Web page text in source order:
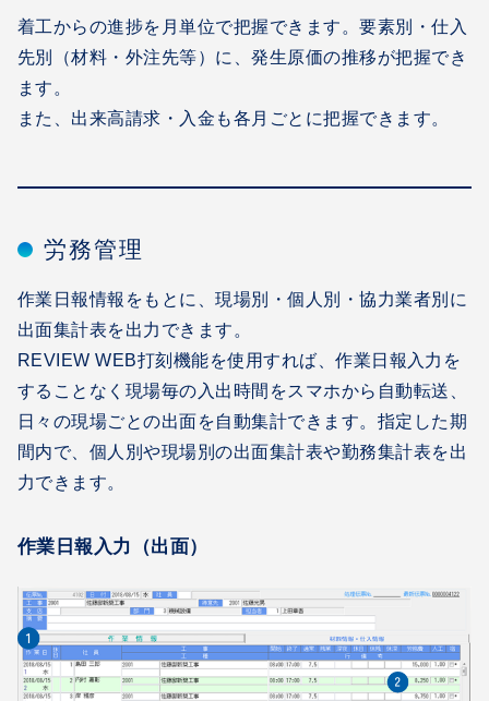
着工からの進捗を月単位で把握できます。要素別・仕入
先別（材料・外注先等）に、発生原価の推移が把握でき
ます。
また、出来高請求・入金も各月ごとに把握できます。
労務管理
作業日報情報をもとに、現場別・個人別・協力業者別に
出面集計表を出力できます。
REVIEW WEB打刻機能を使用すれば、作業日報入力を
することなく現場毎の入出時間をスマホから自動転送、
日々の現場ごとの出面を自動集計できます。指定した期
間内で、個人別や現場別の出面集計表や勤務集計表を出
力できます。
作業日報入力（出面）